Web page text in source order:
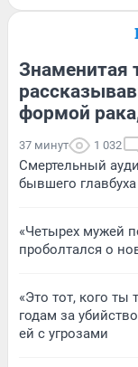
Знаменитая
формой
37 минут 1 032
Смертельный
бывшего
«Четырех мужей
проболтался о
«Это тот, кого ты
годам за
ей с угрозами